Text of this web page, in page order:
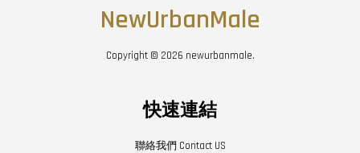
NewUrbanMale
Copyright © 2026 newurbanmale.
快速連結
聯絡我們 Contact US